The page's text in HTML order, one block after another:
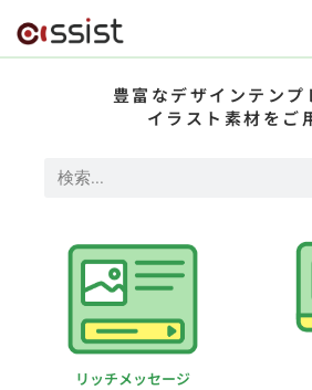
豊富なデザインテンプ
イラスト素材をご
リッチメッセージ